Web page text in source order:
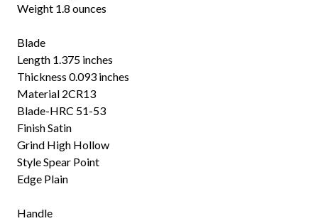
Weight 1.8 ounces
Blade
Length 1.375 inches
Thickness 0.093 inches
Material 2CR13
Blade-HRC 51-53
Finish Satin
Grind High Hollow
Style Spear Point
Edge Plain
Handle